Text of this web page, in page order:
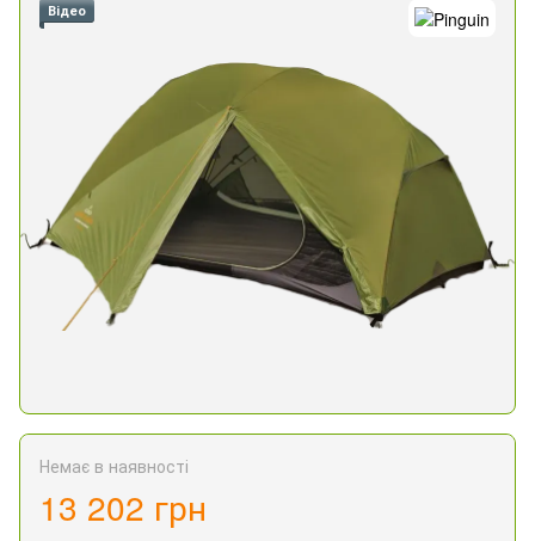
Відео
Немає в наявності
13 202 грн